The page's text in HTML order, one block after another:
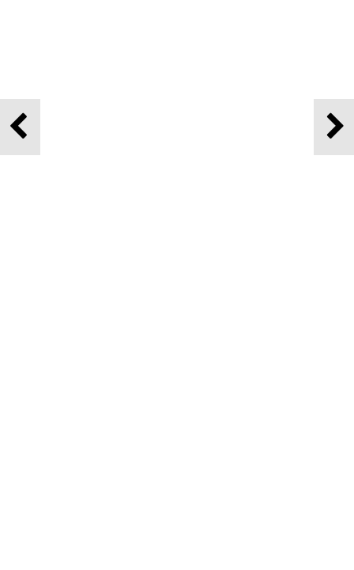
Brezplačna dostava!